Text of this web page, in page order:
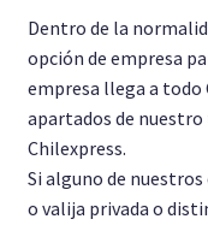
Dentro de la
opción de empresa
empresa llega a todo
apartados de
Chilexpress.
Si alguno de
o valija privada o